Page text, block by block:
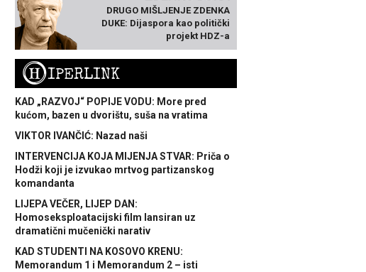
DRUGO MIŠLJENJE ZDENKA
DUKE: Dijaspora kao politički
projekt HDZ-a
HIPERLINK
KAD „RAZVOJ“ POPIJE VODU: More pred
kućom, bazen u dvorištu, suša na vratima
VIKTOR IVANČIĆ: Nazad naši
INTERVENCIJA KOJA MIJENJA STVAR: Priča o
Hodži koji je izvukao mrtvog partizanskog
komandanta
LIJEPA VEČER, LIJEP DAN:
Homoseksploatacijski film lansiran uz
dramatični mučenički narativ
KAD STUDENTI NA KOSOVO KRENU:
Memorandum 1 i Memorandum 2 – isti